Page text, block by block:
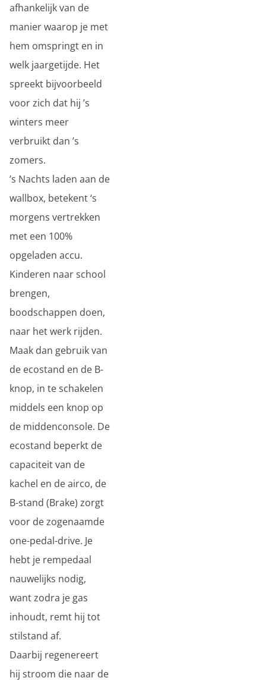
afhankelijk van de
manier waarop je met
hem omspringt en in
welk jaargetijde. Het
spreekt bijvoorbeeld
voor zich dat hij ’s
winters meer
verbruikt dan ’s
zomers.
’s Nachts laden aan de
wallbox, betekent ‘s
morgens vertrekken
met een 100%
opgeladen accu.
Kinderen naar school
brengen,
boodschappen doen,
naar het werk rijden.
Maak dan gebruik van
de ecostand en de B-
knop, in te schakelen
middels een knop op
de middenconsole. De
ecostand beperkt de
capaciteit van de
kachel en de airco, de
B-stand (Brake) zorgt
voor de zogenaamde
one-pedal-drive. Je
hebt je rempedaal
nauwelijks nodig,
want zodra je gas
inhoudt, remt hij tot
stilstand af.
Daarbij regenereert
hij stroom die naar de